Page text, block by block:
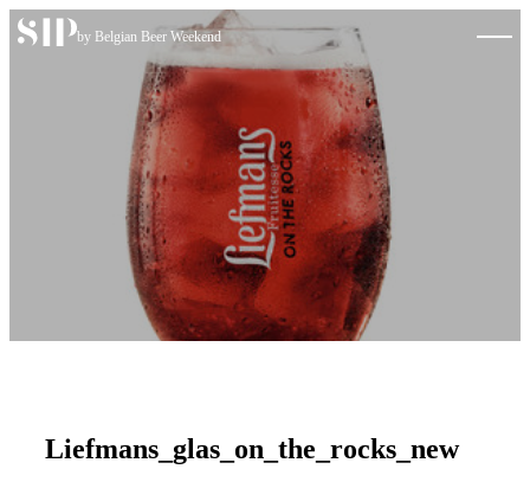
Skip to content
by Belgian Beer Weekend
Liefmans_glas_on_the_rocks_new